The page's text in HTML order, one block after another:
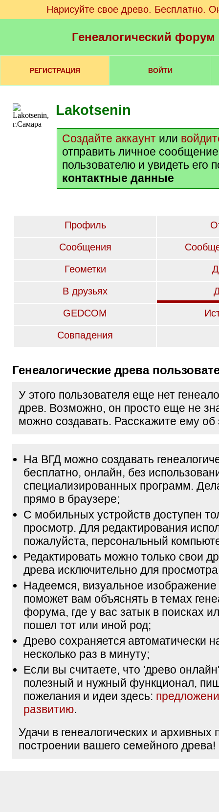
Нарисуйте свое древо. Бесплатно.
Генеалогический
РЕГИСТРАЦИЯ ВОЙТИ
Lakotsenin
Создайте аккаунт или
отправить личное
пользователю и увидеть его
контактные данные
Профиль
Сообщения
Геометки
В друзьях
GEDCOM
Совпадения
Генеалогические древа
У этого пользователя еще нет
древ. Возможно, он просто еще не
можно создавать. Расскажите ему об
На ВГД можно создавать
бесплатно, онлайн, без
специализированных программ.
прямо в браузере;
С мобильных устройств доступен
просмотр. Для редактирования
пожалуйста, персональный
Редактировать можно только свои
древа исключительно для
Надеемся, визуальное
поможет вам объяснять в темах
форума, где у вас затык в поисках
пошел тот или иной род;
Древо сохраняется автоматически
несколько раз в минуту;
Если вы считаете, что 'древо
полезный и нужный функционал,
пожелания и идеи здесь:
развитию.
Удачи в генеалогических и архивных
построении вашего семейного древа!